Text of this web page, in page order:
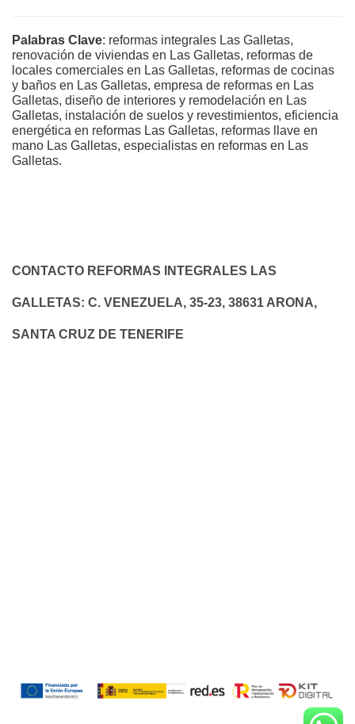
Palabras Clave: reformas integrales Las Galletas,
renovación de viviendas en Las Galletas, reformas de
locales comerciales en Las Galletas, reformas de cocinas
y baños en Las Galletas, empresa de reformas en Las
Galletas, diseño de interiores y remodelación en Las
Galletas, instalación de suelos y revestimientos, eficiencia
energética en reformas Las Galletas, reformas llave en
mano Las Galletas, especialistas en reformas en Las
Galletas.
CONTACTO REFORMAS INTEGRALES LAS
GALLETAS: C. VENEZUELA, 35-23, 38631 ARONA,
SANTA CRUZ DE TENERIFE